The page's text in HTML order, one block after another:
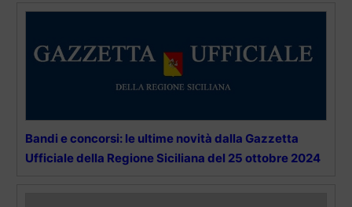
Bandi e concorsi: le ultime novità dalla Gazzetta
Ufficiale della Regione Siciliana del 25 ottobre 2024